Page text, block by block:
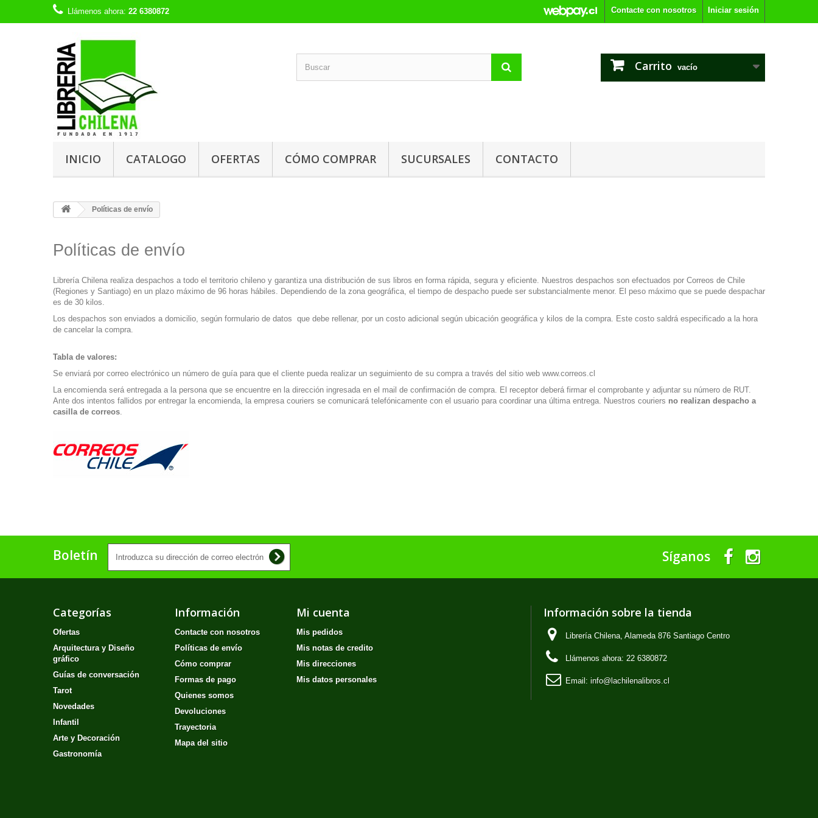
Iniciar sesión
Contacte con nosotros
Llámenos ahora: 22 6380872
Carrito vacío
INICIO CATALOGO OFERTAS CÓMO COMPRAR SUCURSALES CONTACTO
Políticas de envío
Políticas de envío
Librería Chilena realiza despachos a todo el territorio chileno y garantiza una distribución de sus libros en forma rápida, segura y eficiente. Nuestros despachos son efectuados por Correos de Chile
(Regiones y Santiago) en un plazo máximo de 96 horas hábiles. Dependiendo de la zona geográfica, el tiempo de despacho puede ser substancialmente menor. El peso máximo que se puede despachar
es de 30 kilos.
Los despachos son enviados a domicilio, según formulario de datos que debe rellenar, por un costo adicional según ubicación geográfica y kilos de la compra. Este costo saldrá especificado a la hora
de cancelar la compra.
Tabla de valores:
Se enviará por correo electrónico un número de guía para que el cliente pueda realizar un seguimiento de su compra a través del sitio web www.correos.cl
La encomienda será entregada a la persona que se encuentre en la dirección ingresada en el mail de confirmación de compra. El receptor deberá firmar el comprobante y adjuntar su número de RUT.
Ante dos intentos fallidos por entregar la encomienda, la empresa couriers se comunicará telefónicamente con el usuario para coordinar una última entrega. Nuestros couriers no realizan despacho a
casilla de correos.
Boletín Síganos
Categorías
Ofertas
Arquitectura y Diseño
gráfico
Guías de conversación
Tarot
Novedades
Infantil
Arte y Decoración
Gastronomía
Información
Contacte con nosotros
Políticas de envío
Cómo comprar
Formas de pago
Quienes somos
Devoluciones
Trayectoria
Mapa del sitio
Mi cuenta
Mis pedidos
Mis notas de credito
Mis direcciones
Mis datos personales
Información sobre la tienda
Librería Chilena, Alameda 876 Santiago Centro
Llámenos ahora: 22 6380872
Email: info@lachilenalibros.cl